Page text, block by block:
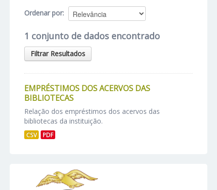
Ordenar por
1 conjunto de dados encontrado
Filtrar Resultados
EMPRÉSTIMOS DOS ACERVOS DAS
BIBLIOTECAS
Relação dos empréstimos dos acervos das
bibliotecas da instituição.
CSV PDF